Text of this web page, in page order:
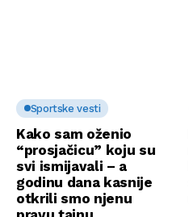
Sportske vesti
Kako sam oženio
“prosjačicu” koju su
svi ismijavali – a
godinu dana kasnije
otkrili smo njenu